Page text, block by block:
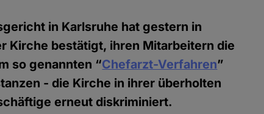
in Karlsruhe hat gestern in
Kirche bestätigt, ihren Mitarbeitern die
so genannten “Chefarzt-Verfahren”
- die Kirche in ihrer überholten
erneut diskriminiert.